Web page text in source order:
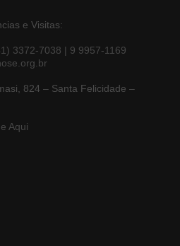
e Visitas:
3372-7038 | 9 9957-1169
824 – Santa Felicidade –
Aqui